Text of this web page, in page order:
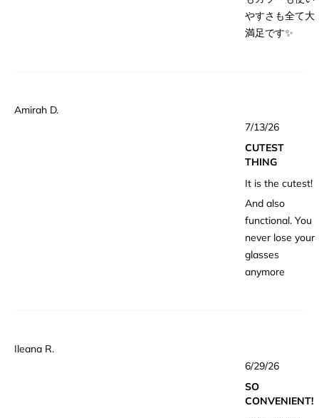
やすさも全て大
満足です✨
Amirah D.
星
5
中
5
評
価
7/13/26
CUTEST
THING
It is the cutest!
And also
functional. You
never lose your
glasses
anymore
Ileana R.
星
5
中
5
と
6/29/26
SO
CONVENIENT!